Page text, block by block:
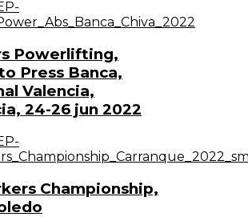
Powerlifting,
Press Banca,
Valencia,
24-26 jun 2022
Championship,